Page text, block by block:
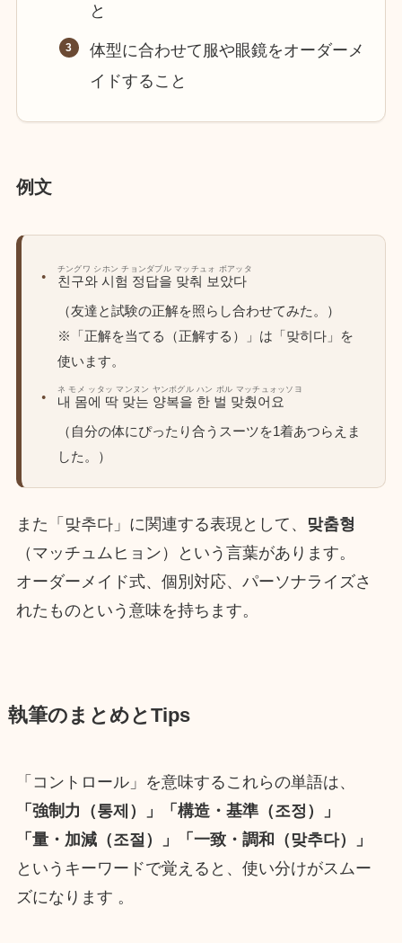
と
体型に合わせて服や眼鏡をオーダーメ
イドすること
例文
친구와 시험 정답을 맞춰 보았다
チングワ シホン チョンダブル マッチュォ ボアッタ
（友達と試験の正解を照らし合わせてみた。）
※「正解を当てる（正解する）」は「맞히다」を
使います。
내 몸에 딱 맞는 양복을 한 벌 맞췄어요
ネ モメ ッタッ マンヌン ヤンボグル ハン ボル マッチュォッソヨ
（自分の体にぴったり合うスーツを1着あつらえま
した。）
また「맞추다」に関連する表現として、
맞춤형
（マッチュムヒョン）という言葉があります。
オーダーメイド式、個別対応、パーソナライズさ
れたものという意味を持ちます。
執筆のまとめとTips
「コントロール」を意味するこれらの単語は、
「強制力（통제）」「構造・基準（조정）」
「量・加減（조절）」「一致・調和（맞추다）」
というキーワードで覚えると、使い分けがスムー
ズになります 。